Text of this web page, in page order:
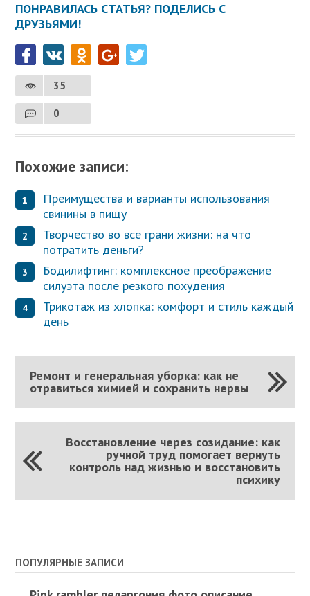
ПОНРАВИЛАСЬ СТАТЬЯ? ПОДЕЛИСЬ С
ДРУЗЬЯМИ!
35
0
Похожие записи:
Преимущества и варианты использования
свинины в пищу
Творчество во все грани жизни: на что
потратить деньги?
Бодилифтинг: комплексное преображение
силуэта после резкого похудения
Трикотаж из хлопка: комфорт и стиль каждый
день
Ремонт и генеральная уборка: как не
отравиться химией и сохранить нервы
Восстановление через созидание: как
ручной труд помогает вернуть
контроль над жизнью и восстановить
психику
ПОПУЛЯРНЫЕ ЗАПИСИ